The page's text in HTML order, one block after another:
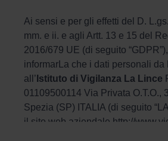
Ai sensi e per gli effetti del D.
mm. e ii. e agli Artt. 13 e 15 del
2016/679 UE (di seguito
informarLa che i dati personali da
all’ Istituto di Vigilanza La Lince
01109500114 Via Privata O.T.O.,
Spezia (SP) ITALIA (di seguito
il sito web aziendale http://